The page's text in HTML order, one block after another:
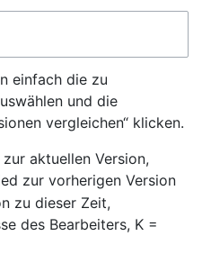
einfach die zu
und die
vergleichen“ klicken.
aktuellen Version,
zur vorherigen Version
zu dieser Zeit,
des Bearbeiters, K =